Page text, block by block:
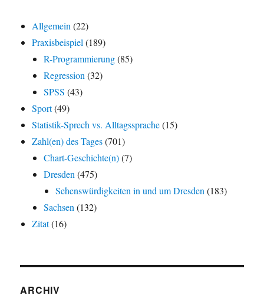
Allgemein (22)
Praxisbeispiel (189)
R-Programmierung(85)
Regression (32)
SPSS (43)
Sport(49)
Statistik-Sprech vs. Alltagssprache(15)
Zahl(en) des Tages(701)
Chart-Geschichte(n)(7)
Dresden (475)
Sehenswürdigkeiten in und um Dresden (183)
Sachsen (132)
Zitat(16)
ARCHIV